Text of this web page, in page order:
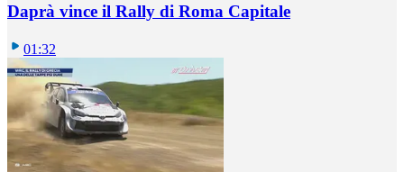
Daprà vince il Rally di Roma Capitale
01:32